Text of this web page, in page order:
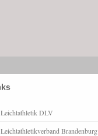
Leichtathletik DLV
Leichtathletikverband Brandenburg